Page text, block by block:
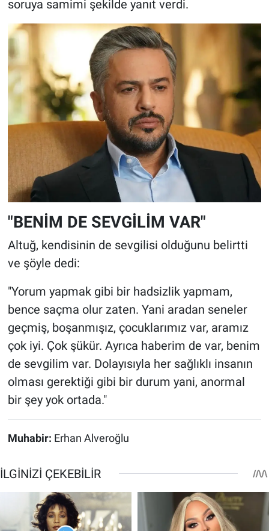
soruya samimi şekilde yanıt verdi.
"BENİM DE SEVGİLİM VAR"
Altuğ, kendisinin de sevgilisi olduğunu belirtti
ve şöyle dedi:
"Yorum yapmak gibi bir hadsizlik yapmam,
bence saçma olur zaten. Yani aradan seneler
geçmiş, boşanmışız, çocuklarımız var, aramız
çok iyi. Çok şükür. Ayrıca haberim de var, benim
de sevgilim var. Dolayısıyla her sağlıklı insanın
olması gerektiği gibi bir durum yani, anormal
bir şey yok ortada."
Muhabir: Erhan Alveroğlu